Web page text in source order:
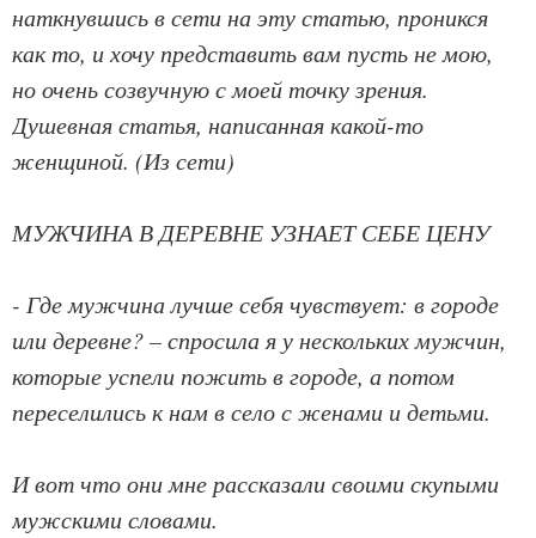
наткнувшись в сети на эту статью, проникся
как то, и хочу представить вам пусть не мою,
но очень созвучную с моей точку зрения.
Душевная статья, написанная какой-то
женщиной. (Из сети)
МУЖЧИНА В ДЕРЕВНЕ УЗНАЕТ СЕБЕ ЦЕНУ
- Где мужчина лучше себя чувствует: в городе
или деревне? – спросила я у нескольких мужчин,
которые успели пожить в городе, а потом
переселились к нам в село с женами и детьми.
И вот что они мне рассказали своими скупыми
мужскими словами.